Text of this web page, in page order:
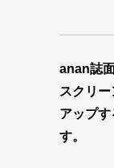
anan誌
スクリ
アップ
す。